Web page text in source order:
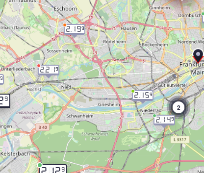
2.129
9
9
2.159
2.149
2
2.219
2.199